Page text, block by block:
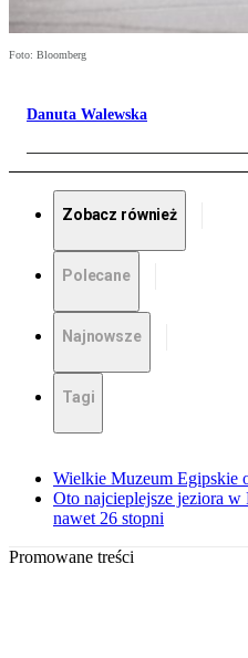
Foto: Bloomberg
Danuta Walewska
Zobacz również
Polecane
Najnowsze
Tagi
Wielkie Muzeum Egipskie
Oto najcieplejsze jeziora w
nawet 26 stopni
Promowane treści